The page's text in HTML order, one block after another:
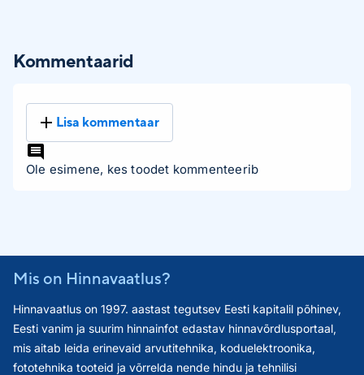
Kommentaarid
Lisa kommentaar
Ole esimene, kes toodet kommenteerib
Mis on Hinnavaatlus?
Hinnavaatlus on 1997. aastast tegutsev Eesti kapitalil põhinev,
Eesti vanim ja suurim hinnainfot edastav hinnavõrdlusportaal,
mis aitab leida erinevaid arvutitehnika, koduelektroonika,
fototehnika tooteid ja võrrelda nende hindu ja tehnilisi